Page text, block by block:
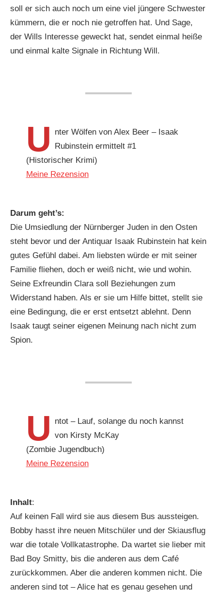
soll er sich auch noch um eine viel jüngere Schwester
kümmern, die er noch nie getroffen hat. Und Sage,
der Wills Interesse geweckt hat, sendet einmal heiße
und einmal kalte Signale in Richtung Will.
U
nter Wölfen von Alex Beer – Isaak
Rubinstein ermittelt #1
(Historischer Krimi)
Meine Rezension
Darum geht’s:
Die Umsiedlung der Nürnberger Juden in den Osten
steht bevor und der Antiquar Isaak Rubinstein hat kein
gutes Gefühl dabei. Am liebsten würde er mit seiner
Familie fliehen, doch er weiß nicht, wie und wohin.
Seine Exfreundin Clara soll Beziehungen zum
Widerstand haben. Als er sie um Hilfe bittet, stellt sie
eine Bedingung, die er erst entsetzt ablehnt. Denn
Isaak taugt seiner eigenen Meinung nach nicht zum
Spion.
U
ntot – Lauf, solange du noch kannst
von Kirsty McKay
(Zombie Jugendbuch)
Meine Rezension
Inhalt:
Auf keinen Fall wird sie aus diesem Bus aussteigen.
Bobby hasst ihre neuen Mitschüler und der Skiausflug
war die totale Vollkatastrophe. Da wartet sie lieber mit
Bad Boy Smitty, bis die anderen aus dem Café
zurückkommen. Aber die anderen kommen nicht. Die
anderen sind tot – Alice hat es genau gesehen und